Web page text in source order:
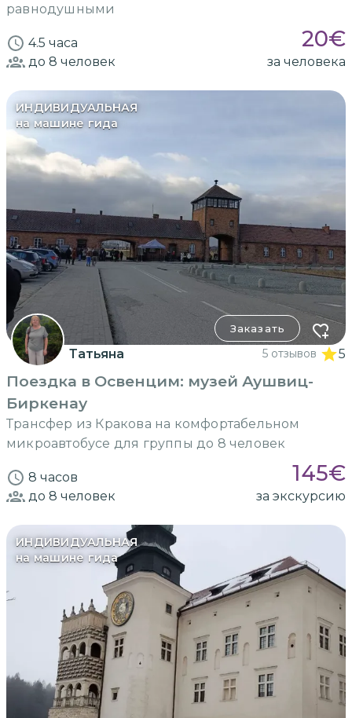
равнодушными
4.5 часа 20€
до 8 человек за человека
ИНДИВИДУАЛЬНАЯ
на машине гида
Заказать
Татьяна 5 отзывов 5
Поездка в Освенцим: музей Аушвиц-
Биркенау
Трансфер из Кракова на комфортабельном
микроавтобусе для группы до 8 человек
8 часов 145€
до 8 человек за экскурсию
ИНДИВИДУАЛЬНАЯ
на машине гида